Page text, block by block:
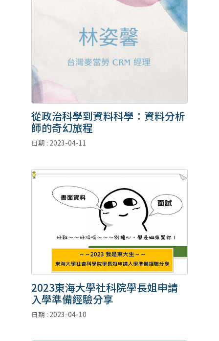
從政治科學到資料科學：資料分析
師的奇幻旅程
日期 : 2023-04-11
2023東海大學社科院學長姐申請
入學準備經驗分享
日期 : 2023-04-10